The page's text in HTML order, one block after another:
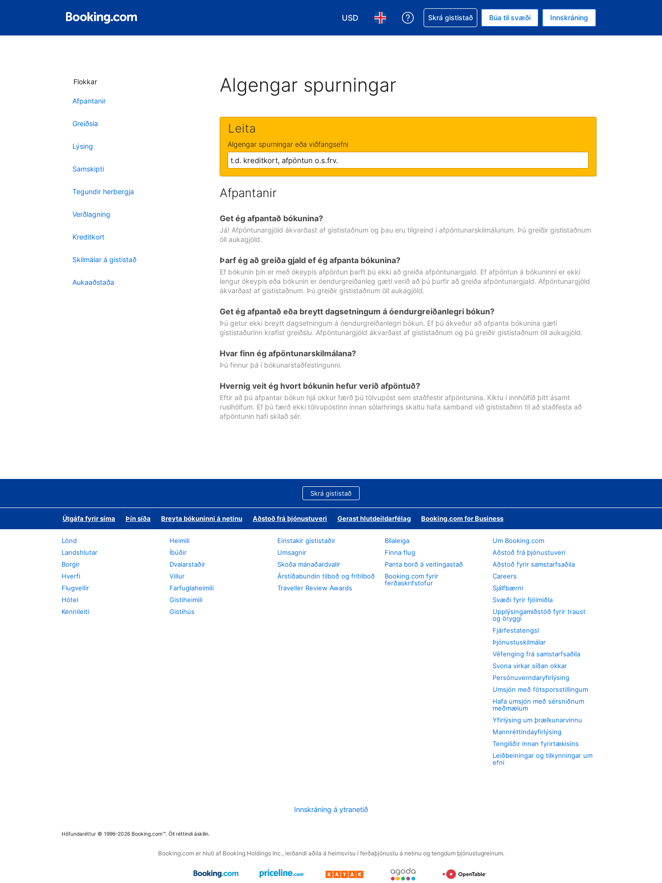
USD
Veldu gjaldmiðil. Í augnablikinu er gjaldmiðillinn Bandaríkjadalur
Veldu þitt tungumál. Í augnablikinu er tungumál þitt Íslensku
Fá aðstoð við bókunina
Skrá gististað Búa til svæði Innskráning
Flokkar
Afpantanir
Greiðsla
Lýsing
Samskipti
Tegundir herbergja
Verðlagning
Kreditkort
Skilmálar á gististað
Aukaaðstaða
Algengar spurningar
Leita
Algengar spurningar eða viðfangsefni
Afpantanir
Get ég afpantað bókunina?
Já! Afpöntunargjöld ákvarðast af gististaðnum og þau eru tilgreind í afpöntunarskilmálunum. Þú greiðir gististaðnum
öll aukagjöld.
Þarf ég að greiða gjald ef ég afpanta bókunina?
Ef bókunin þín er með ókeypis afpöntun þarft þú ekki að greiða afpöntunargjald. Ef afpöntun á bókuninni er ekki
lengur ókeypis eða bókunin er óendurgreiðanleg gæti verið að þú þurfir að greiða afpöntunargjald. Afpöntunargjöld
ákvarðast af gististaðnum. Þú greiðir gististaðnum öll aukagjöld.
Get ég afpantað eða breytt dagsetningum á óendurgreiðanlegri bókun?
Þú getur ekki breytt dagsetningum á óendurgreiðanlegri bókun. Ef þú ákveður að afpanta bókunina gæti
gististaðurinn krafist greiðslu. Afpöntunargjöld ákvarðast af gististaðnum og þú greiðir gististaðnum öll aukagjöld.
Hvar finn ég afpöntunarskilmálana?
Þú finnur þá í bókunarstaðfestingunni.
Hvernig veit ég hvort bókunin hefur verið afpöntuð?
Eftir að þú afpantar bókun hjá okkur færð þú tölvupóst sem staðfestir afpöntunina. Kíktu í innhólfið þitt ásamt
ruslhólfum. Ef þú færð ekki tölvupóstinn innan sólarhrings skaltu hafa samband við gististaðinn til að staðfesta að
afpöntunin hafi skilað sér.
Skrá gististað
Útgáfa fyrir síma Þín síða Breyta bókuninni á netinu Aðstoð frá þjónustuveri Gerast hlutdeildarfélag Booking.com for Business
Lönd
Landshlutar
Borgir
Hverfi
Flugvellir
Hótel
Kennileiti
Heimili
Íbúðir
Dvalarstaðir
Villur
Farfuglaheimili
Gistiheimili
Gistihús
Einstakir gististaðir
Umsagnir
Skoða mánaðardvalir
Árstíðabundin tilboð og frítilboð
Traveller Review Awards
Bílaleiga
Finna flug
Panta borð á veitingastað
Booking.com fyrir
ferðaskrifstofur
Um Booking.com
Aðstoð frá þjónustuveri
Aðstoð fyrir samstarfsaðila
Careers
Sjálfbærni
Svæði fyrir fjölmiðla
Upplýsingamiðstöð fyrir traust
og öryggi
Fjárfestatengsl
Þjónustuskilmálar
Véfenging frá samstarfsaðila
Svona virkar síðan okkar
Persónuverndaryfirlýsing
Umsjón með fótsporsstillingum
Hafa umsjón með sérsniðnum
meðmælum
Yfirlýsing um þrælkunarvinnu
Mannréttindayfirlýsing
Tengiliðir innan fyrirtækisins
Leiðbeiningar og tilkynningar um
efni
Innskráning á ytranetið
Höfundaréttur © 1996–2026 Booking.com™. Öll réttindi áskilin.
Booking.com er hluti af Booking Holdings Inc., leiðandi aðila á heimsvísu í ferðaþjónustu á netinu og tengdum þjónustugreinum.